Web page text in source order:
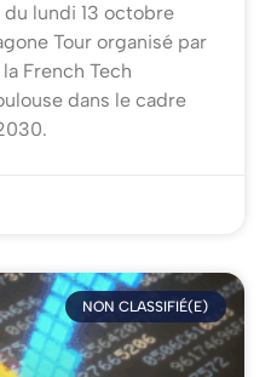
lundi 13 octobre
Tour organisé par
French Tech
dans le cadre
NON CLASSIFIÉ(E)